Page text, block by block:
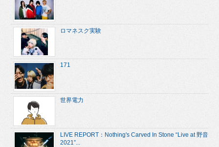
ロマネスク実験
171
世界電力
LIVE REPORT：Nothing's Carved In Stone “Live at 野音
2021”...